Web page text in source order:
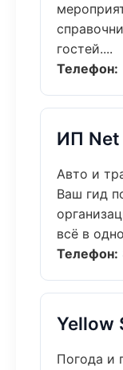
гостей....
Телефон:
ИП Net
Авто и
Ваш гид
всё в
Телефон:
Yellow
Погода и